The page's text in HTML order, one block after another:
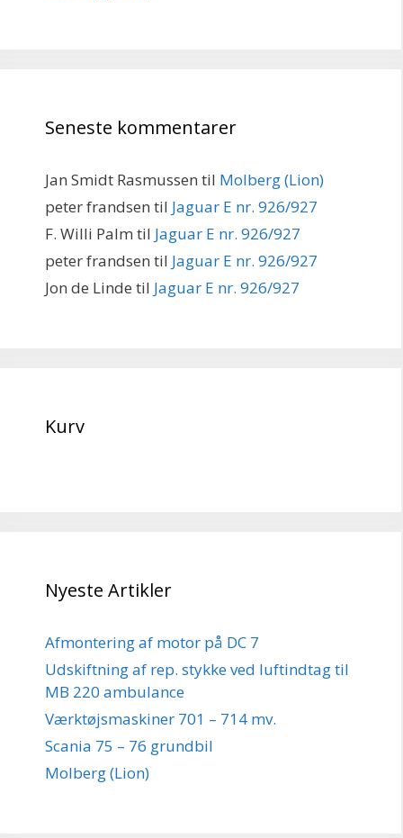
Seneste kommentarer
Jan Smidt Rasmussen til Molberg (Lion)
peter frandsen til Jaguar E nr. 926/927
F. Willi Palm til Jaguar E nr. 926/927
peter frandsen til Jaguar E nr. 926/927
Jon de Linde til Jaguar E nr. 926/927
Kurv
Nyeste Artikler
Afmontering af motor på DC 7
Udskiftning af rep. stykke ved luftindtag til
MB 220 ambulance
Værktøjsmaskiner 701 – 714 mv.
Scania 75 – 76 grundbil
Molberg (Lion)